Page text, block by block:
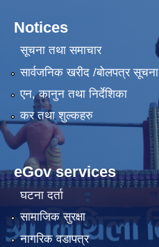
Notices
सूचना तथा समाचार
सार्वजनिक खरीद /बोलपत्र सूचना
एन, कानुन तथा निर्देशिका
कर तथा शुल्कहरु
eGov services
घटना दर्ता
सामाजिक सुरक्षा
नागरिक वडापत्र